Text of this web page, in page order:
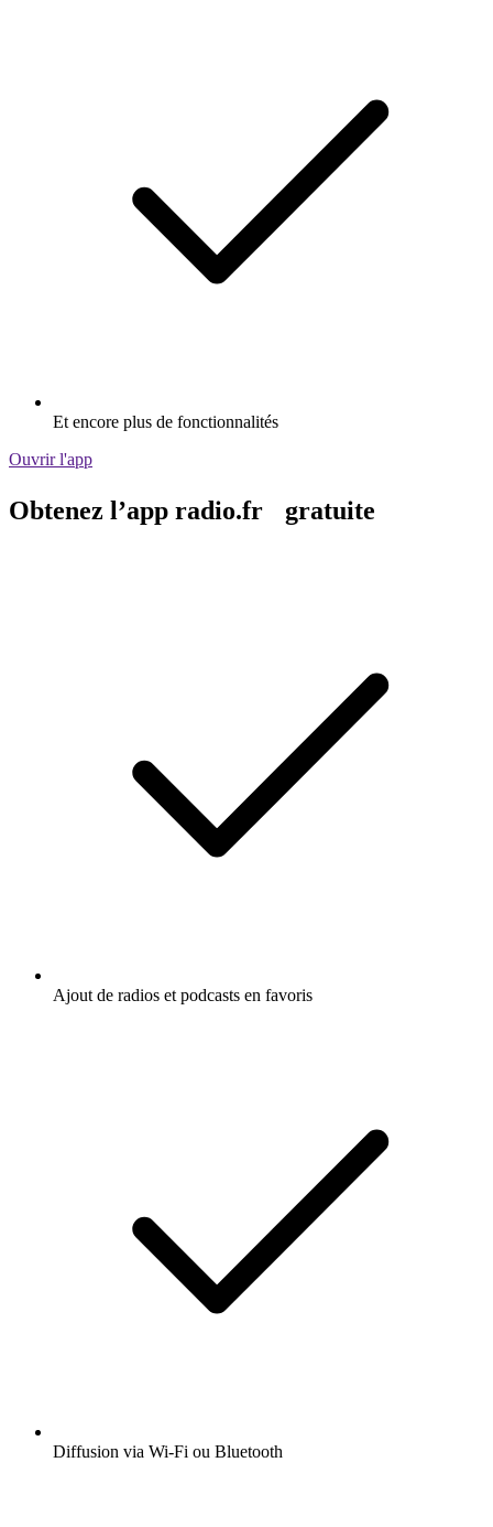
Et encore plus de fonctionnalités
Ouvrir l'app
Obtenez l’app radio.fr gratuite
Ajout de radios et podcasts en favoris
Diffusion via Wi-Fi ou Bluetooth